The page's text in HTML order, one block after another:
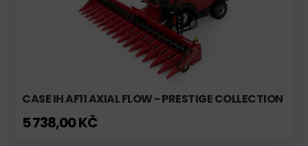
CASE IH AF11 AXIAL FLOW - PRESTIGE COLLECTION
5 738,00 KČ